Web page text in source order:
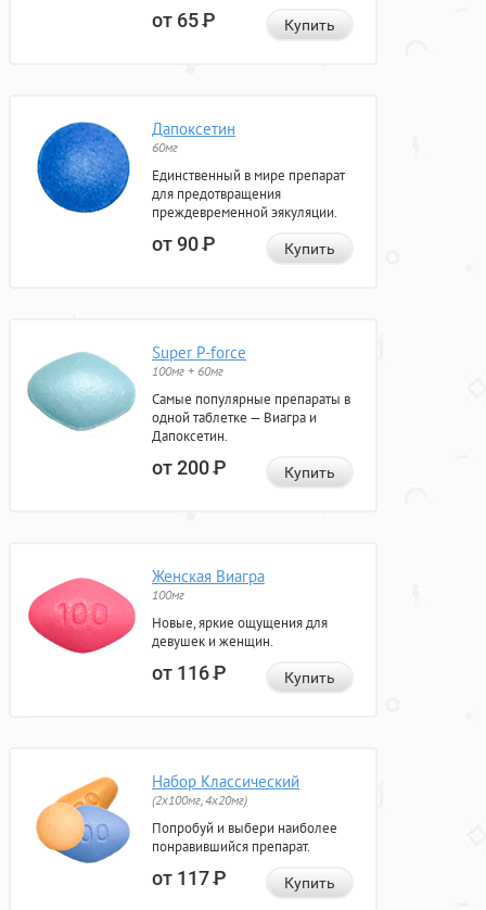
от 65Р Купить
Дапоксетин
60мг
Единственный в мире препарат
для предотвращения
преждевременной эякуляции.
от 90Р Купить
Super P-force
100мг + 60мг
Самые популярные препараты в
одной таблетке — Виагра и
Дапоксетин.
от 200Р Купить
Женская Виагра
100мг
Новые, яркие ощущения для
девушек и женщин.
от 116Р Купить
Набор Классический
(2x100мг, 4x20мг)
Попробуй и выбери наиболее
понравившийся препарат.
от 117Р Купить